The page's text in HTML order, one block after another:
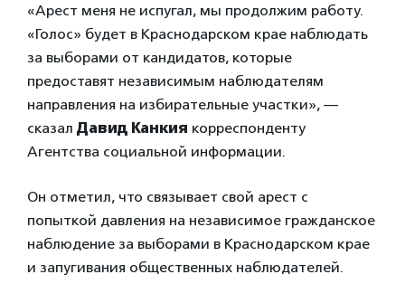
«Арест меня не испугал, мы продолжим работу.
«Голос» будет в Краснодарском крае наблюдать
за выборами от кандидатов, которые
предоставят независимым наблюдателям
направления на избирательные участки», —
сказал Давид Канкия корреспонденту
Агентства социальной информации.
Он отметил, что связывает свой арест с
попыткой давления на независимое гражданское
наблюдение за выборами в Краснодарском крае
и запугивания общественных наблюдателей.